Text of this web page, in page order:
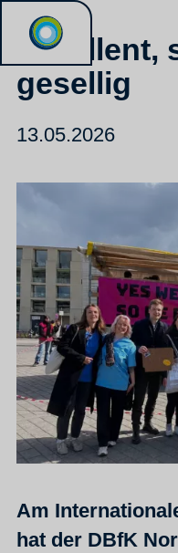
Exzellent,
gesellig
13.05.2026
Am
hat der DBfK